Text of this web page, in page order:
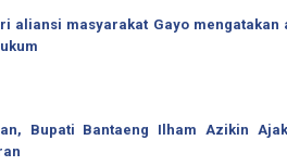
aliansi masyarakat Gayo mengatakan
Bupati Bantaeng Ilham Azikin